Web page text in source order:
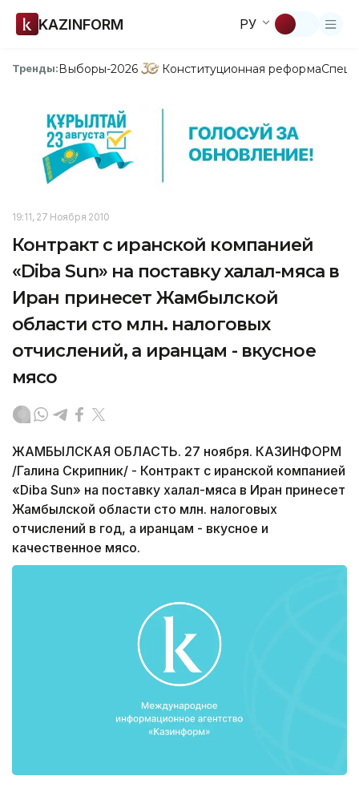
KAZINFORM РУ
Тренды:Выборы-2026 Конституционная реформа
19:11, 27 Ноября 2010
Контракт с иранской компанией
«Diba Sun» на поставку халал-мяса в
Иран принесет Жамбылской
области сто млн. налоговых
отчислений, а иранцам - вкусное
мясо
ЖАМБЫЛСКАЯ ОБЛАСТЬ. 27 ноября. КАЗИНФОРМ
/Галина Скрипник/ - Контракт с иранской компанией
«Diba Sun» на поставку халал-мяса в Иран принесет
Жамбылской области сто млн. налоговых
отчислений в год, а иранцам - вкусное и
качественное мясо.